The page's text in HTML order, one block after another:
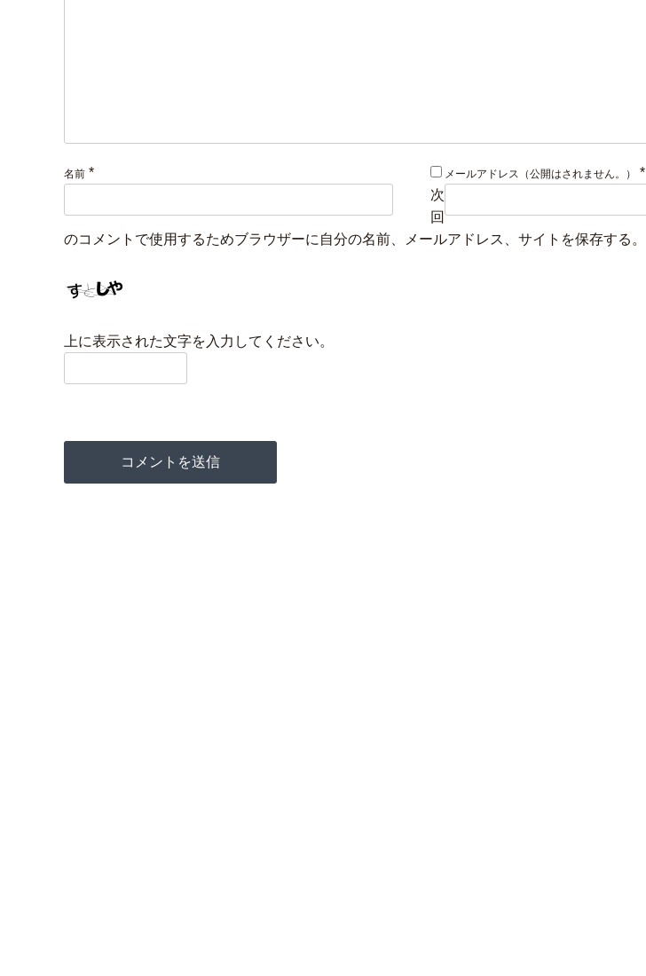
名前 * メールアドレス（公開はされません。）
*
次
回
のコメントで使用するためブラウザーに自分の名前、メールアドレス、サイトを保存する。
上に表示された文字を入力してください。